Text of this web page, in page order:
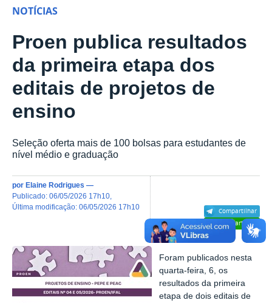
NOTÍCIAS
Proen publica resultados
da primeira etapa dos
editais de projetos de
ensino
Seleção oferta mais de 100 bolsas para estudantes de
nível médio e graduação
Compartilhar
Compartilhar
por Elaine Rodrigues —
publicado: 06/05/2026 17h10
última modificação: 06/05/2026 17h10
Foram publicados nesta
quarta-feira, 6, os
resultados da primeira
etapa de dois editais de